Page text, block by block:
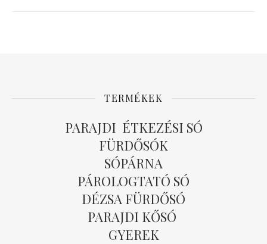
TERMÉKEK
PARAJDI ÉTKEZÉSI SÓ
FÜRDŐSÓK
SÓPÁRNA
PÁROLOGTATÓ SÓ
DÉZSA FÜRDŐSÓ
PARAJDI KŐSÓ
GYEREK